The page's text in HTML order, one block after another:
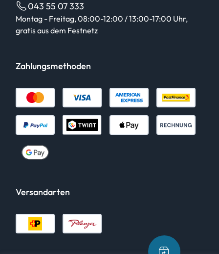
043 55 07 333
Montag - Freitag, 08:00-12:00 / 13:00-17:00 Uhr,
gratis aus dem Festnetz
Zahlungsmethoden
Versandarten